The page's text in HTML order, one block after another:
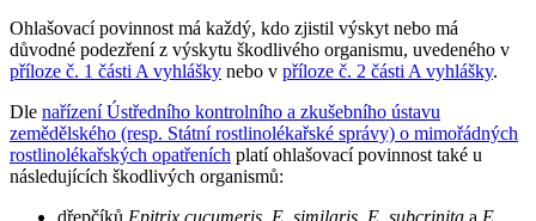
Ohlašovací povinnost má každý, kdo zjistil výskyt nebo má
důvodné podezření z výskytu škodlivého organismu, uvedeného v
příloze č. 1 části A vyhlášky nebo v příloze č. 2 části A vyhlášky.
Dle nařízení Ústředního kontrolního a zkušebního ústavu
zemědělského (resp. Státní rostlinolékařské správy) o mimořádných
rostlinolékařských opatřeních platí ohlašovací povinnost také u
následujících škodlivých organismů: